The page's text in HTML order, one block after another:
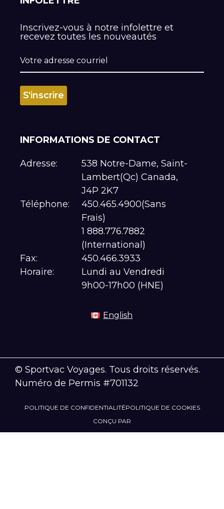
Inscrivez-vous à notre infolettre et
recevez toutes les nouveautés
INFORMATIONS DE CONTACT
Adresse:
538 Notre-Dame, Saint-
Lambert(Qc) Canada,
J4P 2K7
Téléphone:
450.465.4900(Sans
Frais)
1 888.776.7882
(International)
Fax:
450.466.3933
Horaire:
Lundi au Vendredi
9h00-17h00 (HNE)
English
© Sportvac Voyages. Tous droits réservés.
Numéro de Permis #701132
POLITIQUE DE CONFIDENTIALITÉPOLITIQUE DE COOKIES
CONÇU PAR